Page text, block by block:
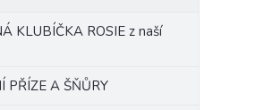
KLUBÍČKA ROSIE z naší
PŘÍZE A ŠŇŮRY